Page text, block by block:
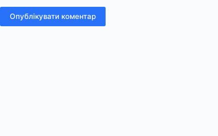
Опублікувати коментар